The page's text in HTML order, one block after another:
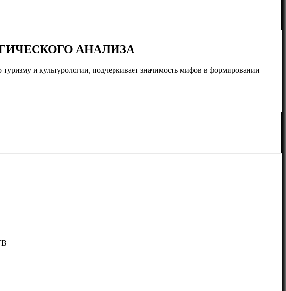
АНАЛИЗА
и культурологии, подчеркивает значимость мифов в формировании